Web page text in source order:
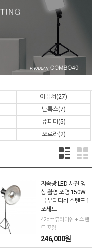
어퓨쳐 (27)
난룩스(7)
쥬피터 (5)
오로라(2)
지속광 LED 사진 영
상 촬영 조명 150W
급 뷰티디쉬 스탠드 1
조세트
42cm뷰티디쉬 + 스탠
드 포함
246,000원